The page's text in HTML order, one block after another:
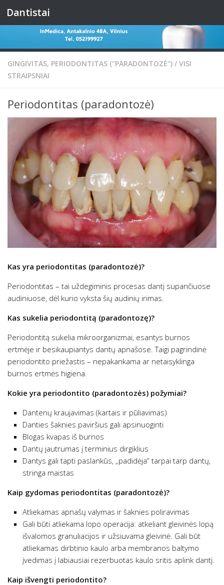
Skip to content
Dantistai
GINGIVITAS, PERIODONTITAS ("PARADONTOZĖ") / VISI
STRAIPSNIAI
Periodontitas (paradontozė)
Kas yra periodontitas (paradontozė)?
Periodontitas – tai uždegiminis procesas dantį supančiuose
audiniuose, dėl kurio vyksta šių audinių irimas.
Kas sukelia periodontitą (paradontozę)?
Periodontitą sukelia mikroorganizmai, esantys burnos
ertmėje ir besikaupiantys dantų apnašose. Taigi pagrindinė
periodontito priežastis – nepakankama ar netaisyklinga
burnos ertmės higiena.
Kokie yra periodontito (paradontozės) požymiai?
Dantenų kraujavimas (kartais ir pūliavimas)
Danties šaknies paviršius gali apsinuoginti
Blogas kvapas iš burnos
Dantų jautrumas į terminius dirgiklius
Dantys gali tapti paslankūs, „padidėja“ tarpai tarp dantų,
stringa maistas
Kaip gydomas periodontitas (paradontozė)?
Atliekamas apnašų valymas ir šaknies poliravimas
Gali būti atliekama lopo operacija: atkeliant gleivinės lopą
išvalomos granuliacijos ir užsiuvama gleivinė. Gali būt
atliekamas dirbtinio kaulo arba membranos baltymo
įvedimas į labiausiai rezerbuotas kaulo sritis aplink dantį.
Kaip išvengti periodontito?